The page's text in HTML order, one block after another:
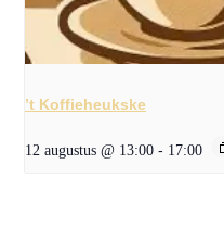
’t Koffieheukske
12 augustus @ 13:00 - 17:00